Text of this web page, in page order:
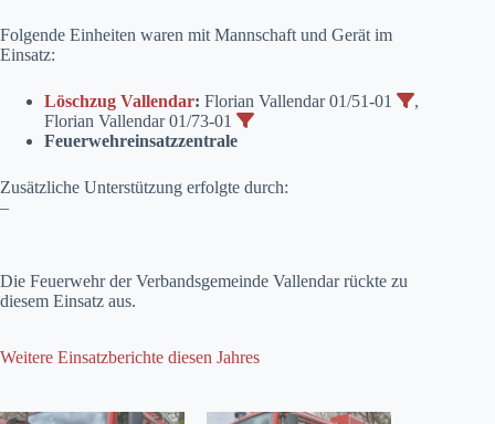
Folgende Einheiten waren mit Mannschaft und Gerät im
Einsatz:
Löschzug Vallendar: Florian Vallendar 01/51-01
,
Florian Vallendar 01/73-01
Feuerwehreinsatzzentrale
Zusätzliche Unterstützung erfolgte durch:
–
Die Feuerwehr der Verbandsgemeinde Vallendar rückte zu
diesem Einsatz aus.
Weitere Einsatzberichte diesen Jahres